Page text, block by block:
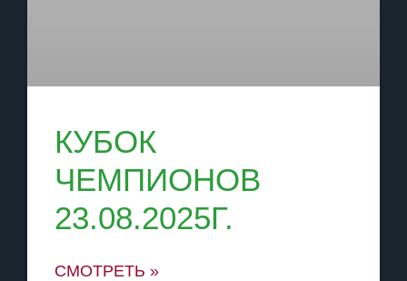
КУБОК
ЧЕМПИОНОВ
23.08.2025Г.
СМОТРЕТЬ »